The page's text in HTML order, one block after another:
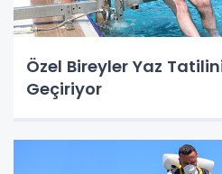
Özel Bireyler Yaz
Geçiriyor